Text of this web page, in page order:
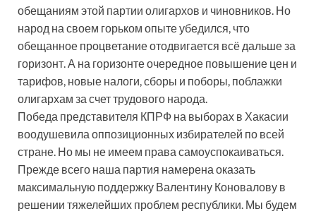
обещаниям этой партии олигархов и чиновников. Но
народ на своем горьком опыте убедился, что
обещанное процветание отодвигается всё дальше за
горизонт. А на горизонте очередное повышение цен и
тарифов, новые налоги, сборы и поборы, поблажки
олигархам за счет трудового народа.
Победа представителя КПРФ на выборах в Хакасии
воодушевила оппозиционных избирателей по всей
стране. Но мы не имеем права самоуспокаиваться.
Прежде всего наша партия намерена оказать
максимальную поддержку Валентину Коновалову в
решении тяжелейших проблем республики. Мы будем